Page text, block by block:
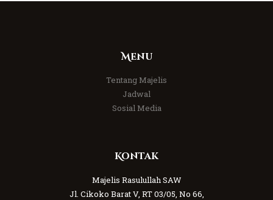
Menu
Tentang Majelis
Jadwal
Sosial Media
Kontak
Majelis Rasulullah SAW
Jl. Cikoko Barat V, RT 03/05, No 66,